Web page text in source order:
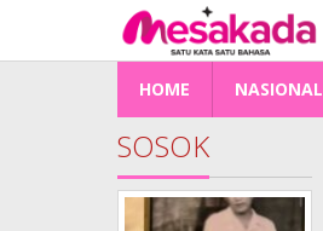
konten
HOME NASIONAL
SOSOK